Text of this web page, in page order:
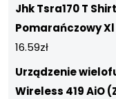
Jhk Tsra170 T
Pomarańczowy Xl
16.59zł
Urządzenie
Wireless 419 AiO